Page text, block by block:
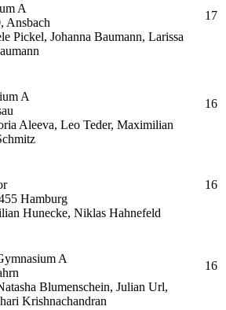
A
Ansbach
Pickel, Johanna Baumann, Larissa
17
A
Aleeva, Leo Teder, Maximilian
16
Hamburg
Hunecke, Niklas Hahnefeld
16
A
Blumenschein, Julian Url,
Krishnachandran
16